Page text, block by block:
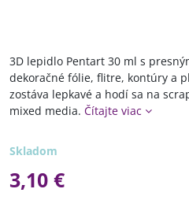
3D lepidlo Pentart 30 ml s
dekoračné fólie, flitre, kontúry a
zostáva lepkavé a hodí sa na
mixed media. Čítajte viac
Skladom
3,10 €